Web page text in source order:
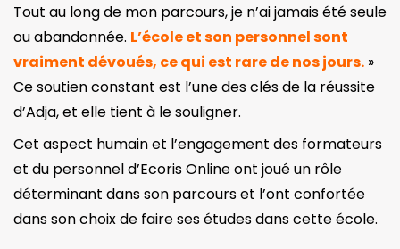
Tout au long de mon parcours, je n’ai jamais été seule
ou abandonnée. L’école et son personnel sont
vraiment dévoués, ce qui est rare de nos jours. »
Ce soutien constant est l’une des clés de la réussite
d’Adja, et elle tient à le souligner.
Cet aspect humain et l’engagement des formateurs
et du personnel d’Ecoris Online ont joué un rôle
déterminant dans son parcours et l’ont confortée
dans son choix de faire ses études dans cette école.